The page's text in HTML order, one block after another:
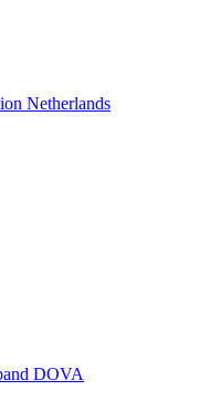
Netherlands
DOVA